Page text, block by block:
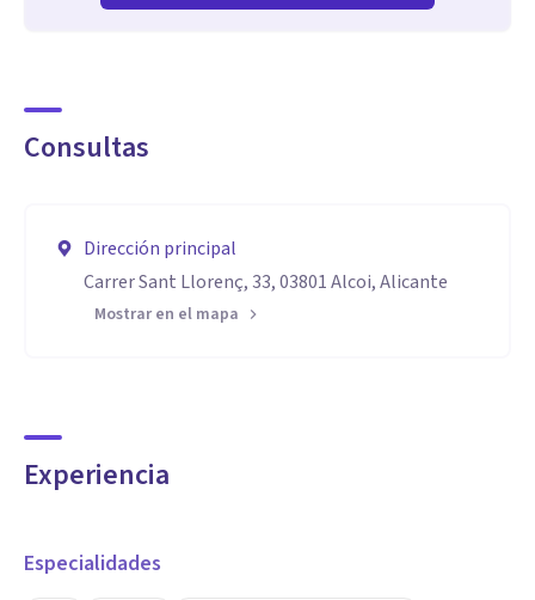
Consultas
Dirección principal
Carrer Sant Llorenç, 33, 03801 Alcoi, Alicante
Mostrar en el mapa
Experiencia
Especialidades